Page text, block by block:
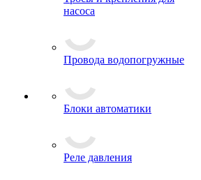
насоса
Провода водопогружные
Блоки автоматики
Реле давления